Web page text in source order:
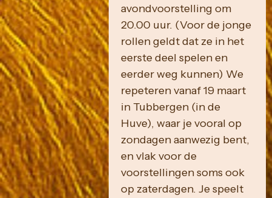
avondvoorstelling om
20.00 uur. (Voor de jonge
rollen geldt dat ze in het
eerste deel spelen en
eerder weg kunnen) We
repeteren vanaf 19 maart
in Tubbergen (in de
Huve), waar je vooral op
zondagen aanwezig bent,
en vlak voor de
voorstellingen soms ook
op zaterdagen. Je speelt